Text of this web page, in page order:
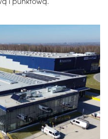
i punktową.